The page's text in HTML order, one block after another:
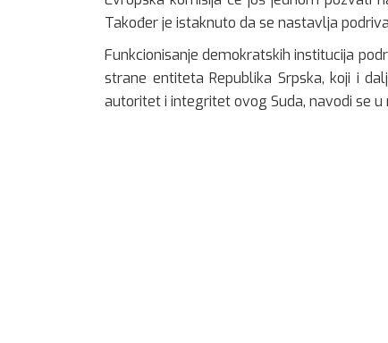
Također je istaknuto da se nastavlja
Funkcionisanje demokratskih institucija
strane entiteta Republika Srpska, koji i
autoritet i integritet ovog Suda, navodi se u